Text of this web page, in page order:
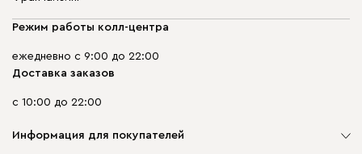
Режим работы колл-центра
ежедневно с 9:00 до 22:00
Доставка заказов
с 10:00 до 22:00
Информация для покупателей